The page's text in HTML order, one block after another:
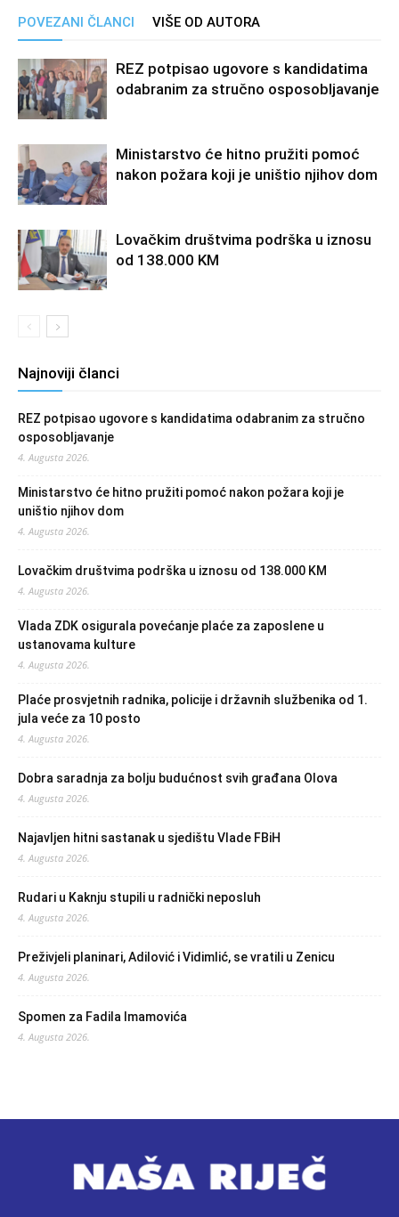
POVEZANI ČLANCI VIŠE OD AUTORA
REZ potpisao ugovore s kandidatima
odabranim za stručno osposobljavanje
Ministarstvo će hitno pružiti pomoć
nakon požara koji je uništio njihov dom
Lovačkim društvima podrška u iznosu
od 138.000 KM
Najnoviji članci
REZ potpisao ugovore s kandidatima odabranim za stručno
osposobljavanje
4. Augusta 2026.
Ministarstvo će hitno pružiti pomoć nakon požara koji je
uništio njihov dom
4. Augusta 2026.
Lovačkim društvima podrška u iznosu od 138.000 KM
4. Augusta 2026.
Vlada ZDK osigurala povećanje plaće za zaposlene u
ustanovama kulture
4. Augusta 2026.
Plaće prosvjetnih radnika, policije i državnih službenika od 1.
jula veće za 10 posto
4. Augusta 2026.
Dobra saradnja za bolju budućnost svih građana Olova
4. Augusta 2026.
Najavljen hitni sastanak u sjedištu Vlade FBiH
4. Augusta 2026.
Rudari u Kaknju stupili u radnički neposluh
4. Augusta 2026.
Preživjeli planinari, Adilović i Vidimlić, se vratili u Zenicu
4. Augusta 2026.
Spomen za Fadila Imamovića
4. Augusta 2026.